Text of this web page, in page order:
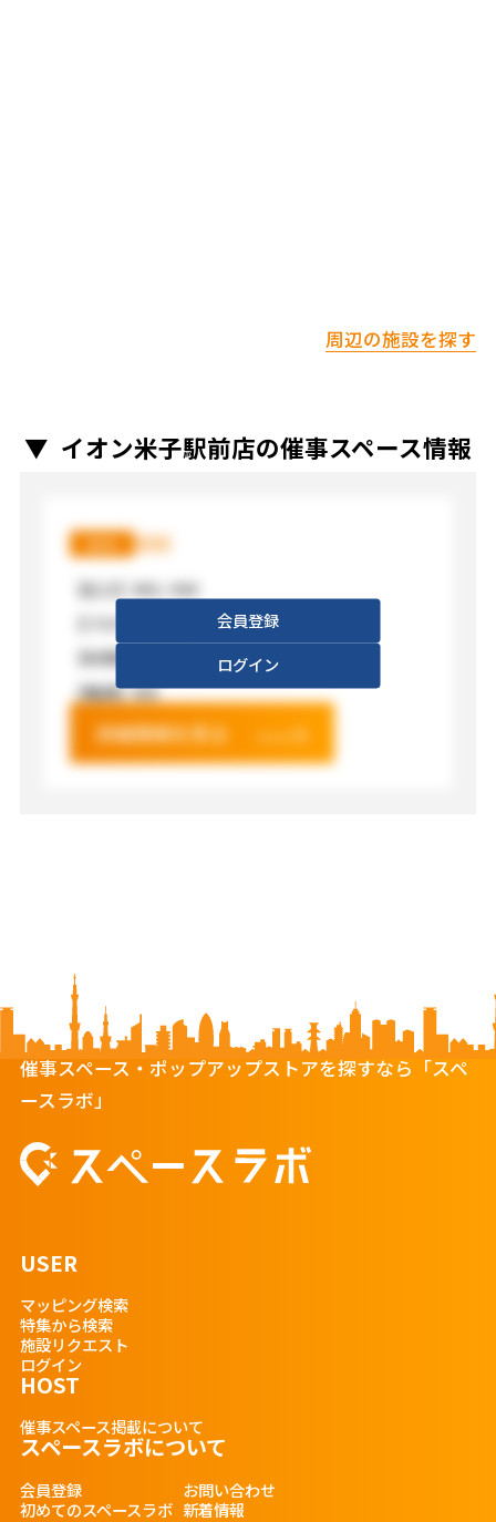
周辺の施設を探す
イオン米子駅前店の催事スペース情報
XXX XXX
【広さ】
XXX / XXX
【利用料金】
【電源】XXX
詳細情報を見る
会員登録
ログイン
催事スペース・ポップアップストアを探すなら「スペ
ースラボ」
USER
マッピング検索
特集から検索
施設リクエスト
ログイン
HOST
催事スペース掲載について
スペースラボについて
会員登録
初めてのスペースラボ
お問い合わせ
新着情報